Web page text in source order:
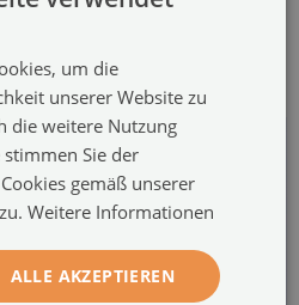
geklebt
um die
unserer Website zu
die weitere Nutzung
Sie der
gemäß unserer
Weitere Informationen
ALLE AKZEPTIEREN